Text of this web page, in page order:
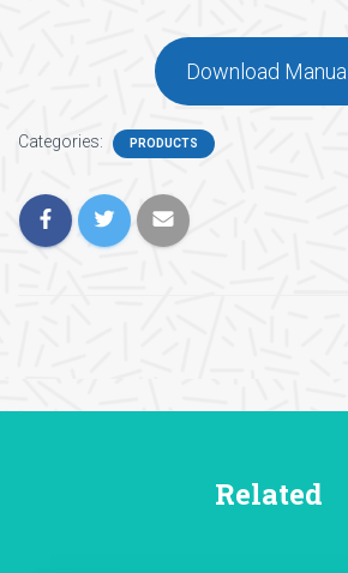
Download Manual
Categories: PRODUCTS
Related